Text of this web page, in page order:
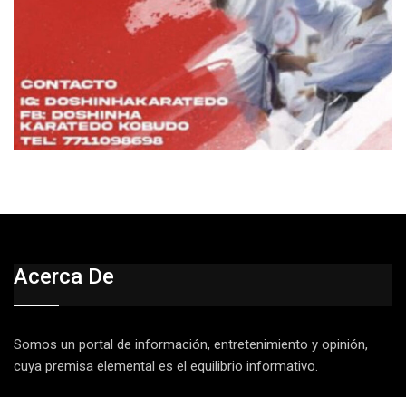
Acerca De
Somos un portal de información, entretenimiento y opinión,
cuya premisa elemental es el equilibrio informativo.